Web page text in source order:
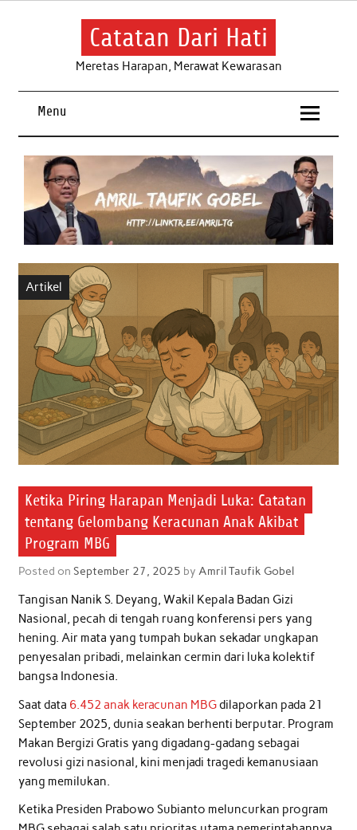
Skip
Catatan Dari Hati
Meretas Harapan, Merawat Kewarasan
Menu
Artikel
Ketika Piring Harapan Menjadi Luka: Catatan
tentang Gelombang Keracunan Anak Akibat
Program MBG
Posted on September 27, 2025 by Amril Taufik Gobel
Tangisan Nanik S. Deyang, Wakil Kepala Badan Gizi
Nasional, pecah di tengah ruang konferensi pers yang
hening. Air mata yang tumpah bukan sekadar ungkapan
penyesalan pribadi, melainkan cermin dari luka kolektif
bangsa Indonesia.
Saat data 6.452 anak keracunan MBGdilaporkan pada 21
September 2025, dunia seakan berhenti berputar. Program
Makan Bergizi Gratis yang digadang-gadang sebagai
revolusi gizi nasional, kini menjadi tragedi kemanusiaan
yang memilukan.
Ketika Presiden Prabowo Subianto meluncurkan program